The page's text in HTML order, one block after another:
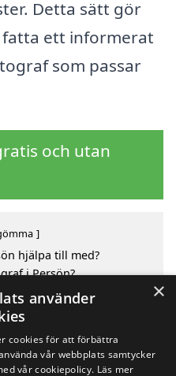
Detta sätt gör
ett informerat
som passar
och utan
hjälpa till med?
i Persön?
i Persön
i de omgivande
×
använder
cookies för att förbättra
vår webbplats samtycker
vår cookiepolicy. Läs mer